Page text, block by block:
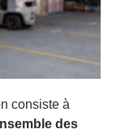
consiste à
des